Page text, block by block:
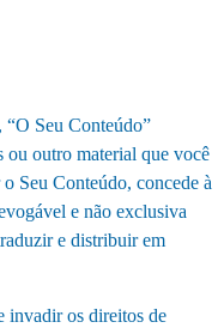
“O Seu Conteúdo”
outro material que você
Seu Conteúdo, concede à
e não exclusiva
e distribuir em
invadir os direitos de